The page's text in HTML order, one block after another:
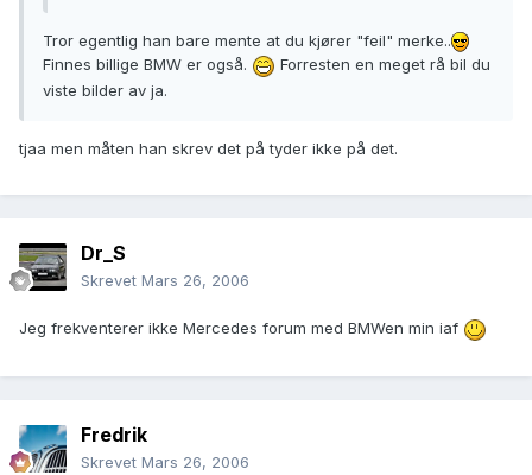
Tror egentlig han bare mente at du kjører "feil" merke..
Finnes billige BMW er også.
Forresten en meget rå bil du
viste bilder av ja.
tjaa men måten han skrev det på tyder ikke på det.
Dr_S
Skrevet Mars 26, 2006
Jeg frekventerer ikke Mercedes forum med BMWen min iaf
Fredrik
Skrevet Mars 26, 2006